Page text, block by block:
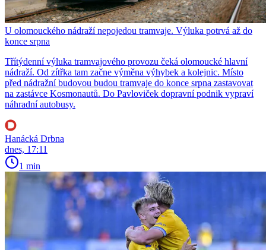
U olomouckého nádraží nepojedou tramvaje. Výluka potrvá až do
konce srpna
Třítýdenní výluka tramvajového provozu čeká olomoucké hlavní
nádraží. Od zítřka tam začne výměna výhybek a kolejnic. Místo
před nádražní budovou budou tramvaje do konce srpna zastavovat
na zastávce Kosmonautů. Do Pavloviček dopravní podnik vypraví
náhradní autobusy.
Hanácká Drbna
dnes, 17:11
1 min